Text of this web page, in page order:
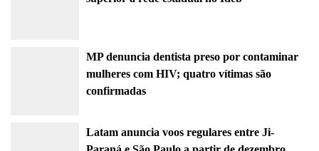
MP denuncia dentista preso por contaminar
mulheres com HIV; quatro vítimas são